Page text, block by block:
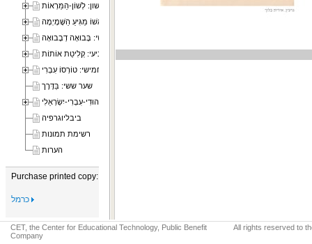
שער ראשון: לְשׁוֹן-הַמַּרְאוֹת
שער שני: מֻצָּב אַרְצָה וְרֹאשׁוֹ מַגִּיעַ הַשָּׁמָיְמָה
שער שלישי: בָּבוּאָה דְבָבוּאָה
שער רביעי: קְלִיטַת אוֹתוֹת
שער חמישי: טוֹרְסוֹ עִבְרִי
שער ששי: בַּדֶּרֶך
שער שביעי: מוֹנְטָאז' יְהוּדִי-עִבְרִי-יִשְׂרְאֵלִי
ביבליוגרפיה
רשימת תמונות
הערות
Purchase printed copy:
CET, the Center for Educational Technology, Public Benefit
Company
All rights reserved to